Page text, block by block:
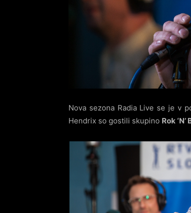
Nova sezona Radia Live se je v
Hendrix so gostili skupino Rok ‘N’